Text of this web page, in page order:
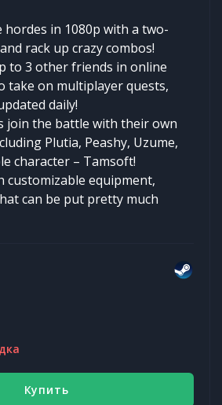
hordes in 1080p with a two-
rack up crazy combos!
to 3 other friends in online
take on multiplayer quests,
daily!
join the battle with their own
Plutia, Peashy, Uzume,
character – Tamsoft!
customizable equipment,
can be put pretty much
Купить